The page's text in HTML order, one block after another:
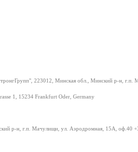
223012, Минская обл., Минский р-н, г.п.
1, 15234 Frankfurt Oder, Germany
р-н, г.п. Мачулищи, ул. Аэродромная, 15А, оф.40